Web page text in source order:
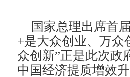
国家总理出席首
+是大众创业、万众
众创新”正是此次政
中国经济提质增效